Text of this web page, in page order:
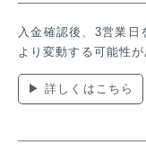
入金確認後、3営業日
より変動する可能性
▶ 詳しくはこちら